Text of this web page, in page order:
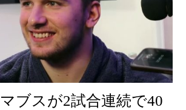
マブスが2試合連続で40